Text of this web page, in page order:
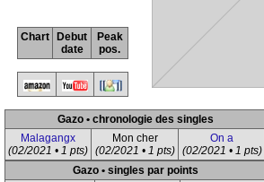
Chart
Debut
date
Peak
pos.
Gazo • chronologie des singles
Malagangx
(02/2021 • 1 pts)
Mon cher
(02/2021 • 1 pts)
On a
(02/2021 • 1 pts)
Gazo • singles par points